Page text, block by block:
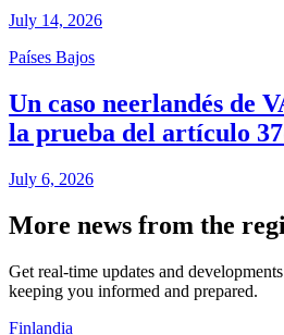
July 14, 2026
Países Bajos
Un caso neerlandés de
la prueba del artículo
July 6, 2026
More news from the
Get real-time updates and
keeping you informed and prepared.
Finlandia